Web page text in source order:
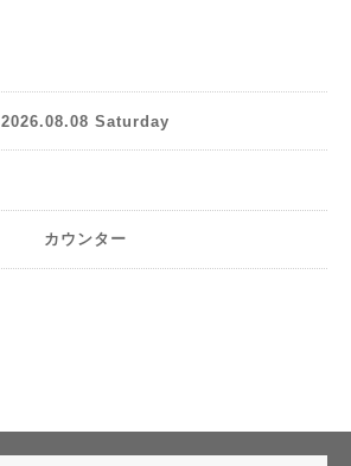
2026.08.08 Saturday
カウンター